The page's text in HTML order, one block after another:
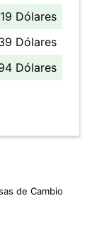
Dólares
Dólares
Dólares
de Cambio